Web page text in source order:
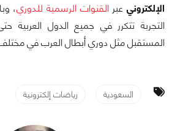
الإلكترونيعبر القنوات الرسمية للدوري،
التجربة تتكرر في جميع الدول العربية
المستقبل مثل دوري أبطال العرب في مختلف
السعودية رياضات إلكترونية